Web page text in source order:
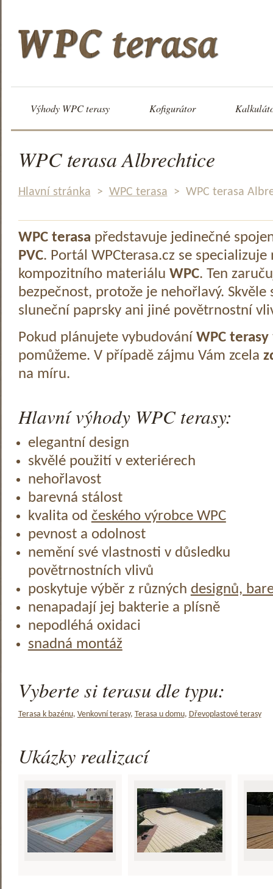
Výhody WPC terasy Kofigurátor
WPC terasa Albrechtice
Hlavní stránka > WPC terasa > WPC terasa
WPC terasa představuje jedinečné
PVC. Portál WPCterasa.cz se specializuje
kompozitního materiálu WPC. Ten
bezpečnost, protože je nehořlavý.
sluneční paprsky ani jiné povětrnostní
Pokud plánujete vybudování WPC terasy
pomůžeme. V případě zájmu Vám zcela
na míru.
Hlavní výhody WPC terasy:
elegantní design
skvělé použití v exteriérech
nehořlavost
barevná stálost
kvalita od českého výrobce WPC
pevnost a odolnost
nemění své vlastnosti v důsledku
povětrnostních vlivů
poskytuje výběr z různých designů,
nenapadají jej bakterie a plísně
nepodléhá oxidaci
snadná montáž
Vyberte si terasu dle typu:
Terasa k bazénu, Venkovní terasy, Terasa u domu, Dřevoplastové terasy
Ukázky realizací